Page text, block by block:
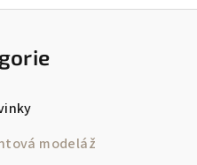
modeláž